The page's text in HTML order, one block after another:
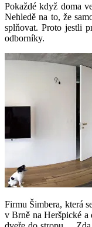
Pokaždé když doma
Nehledě na to, že
splňovat. Proto jestli
odborníky.
Firmu Šimbera, která
v Brně na Heršpické a